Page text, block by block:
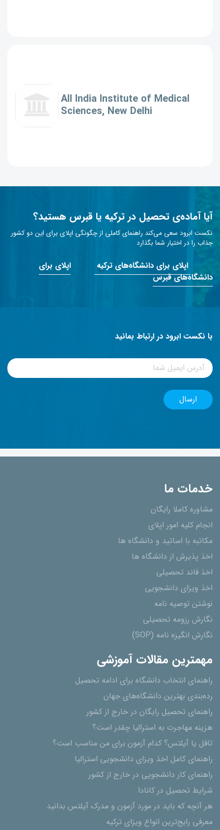
All India Institute of Medical
Sciences, New Delhi
آیا آماده‌ی تحصیل در ترکیه یا قبرس هستید؟
نکست ابرود سعی می‌کند راهنمای کاملی از چگونگی اپلای برای این دو کشور
جذاب را در اختیار شما بگذارد
اپلای برای دانشگاه‌های ترکیه
اپلای برای
دانشگاه‌های قبرس
با نکست ابرود در ارتباط بمانید
خدمات ما
مشاوره کاملا رایگان
انجام کلیه امور اپلای
مکاتبه با اساتید و دانشگاه ها
اخذ پذیرش از دانشگاه ھا
اخذ فاند تحصیلی
اخذ ویزای دانشجویی
نوشتن توصیه نامه
نگارش رزومه تحصیلی
نگارش انگیزه نامه (SOP)
مهمترین مقالات آموزشی
راهنمای انتخاب دانشگاه برای ادامه تحصیل
رده‌بندی بهترین دانشگاه‌های جهان
راهنمای تحصیل رایگان در خارج از کشور
هزینه مهاجرت به استرالیا چقدر است؟
تافل یا آیلتس؟ کدام آزمون برای من مناسب است؟
راهنمای کامل اخذ ویزای دانشجویی استرالیا
راهنمای کار دانشجویی در خارج از کشور
شرایط تحصیل در کانادا
هر آنچه که باید در مورد آزمون و مدرک آیلتس بدانید
معرفی رایج‌ترین انواع ویزای ترکیه